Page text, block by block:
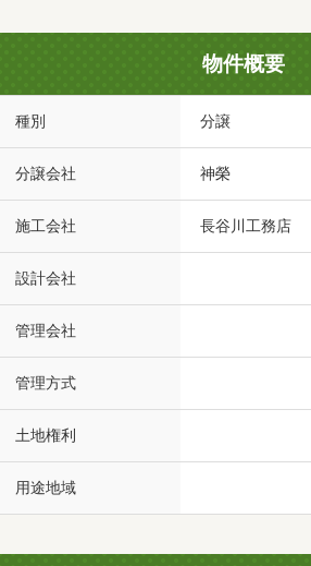
物件概要
種別 分譲
分譲会社 神榮
施工会社 長谷川工務店
設計会社
管理会社
管理方式
土地権利
用途地域